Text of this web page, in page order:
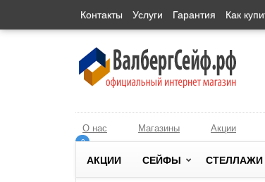
00
Контакты Услуги Гарантия Как
О нас Магазины Акции
АКЦИИ СЕЙФЫ СТЕЛЛАЖИ